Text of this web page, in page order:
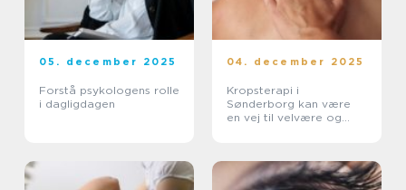
05. december 2025
Forstå psykologens rolle
i dagligdagen
04. december 2025
Kropsterapi i
Sønderborg kan være
en vej til velvære og